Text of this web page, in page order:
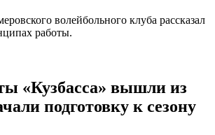
волейбольного клуба рассказал
работы.
«Кузбасса» вышли из
подготовку к сезону